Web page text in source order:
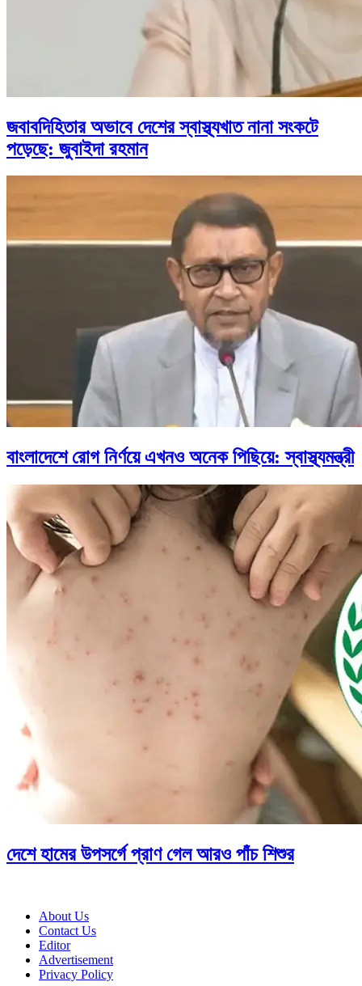
জবাবদিহিতার অভাবে দেশের স্বাস্থ্যখাত নানা সংকটে
পড়েছে: জুবাইদা রহমান
বাংলাদেশে রোগ নির্ণয়ে এখনও অনেক পিছিয়ে: স্বাস্থ্যমন্ত্রী
দেশে হামের উপসর্গে প্রাণ গেল আরও পাঁচ শিশুর
About Us
Contact Us
Editor
Advertisement
Privacy Policy